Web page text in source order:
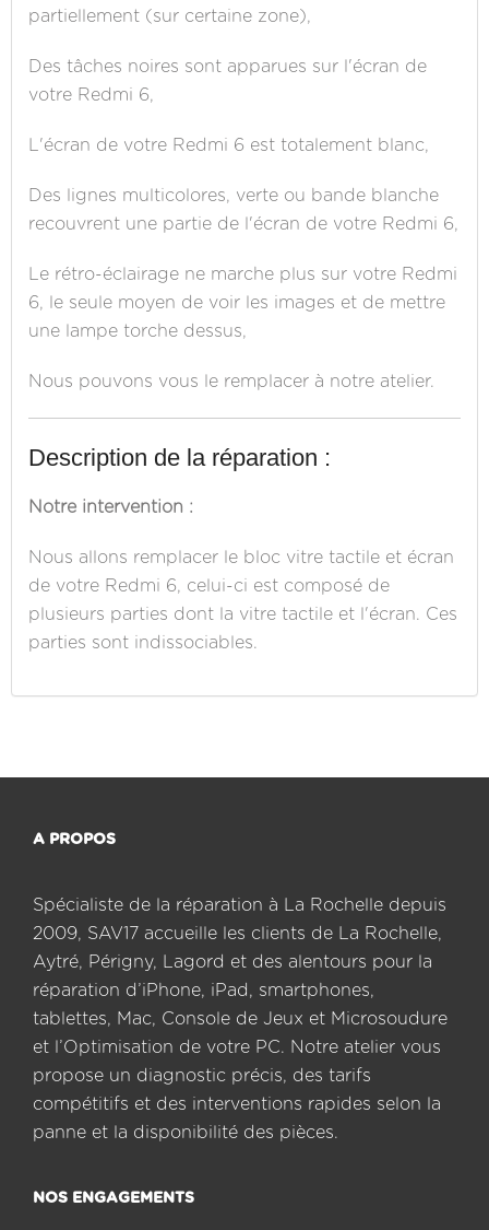
partiellement (sur certaine zone),
Des tâches noires sont apparues sur l'écran de
votre Redmi 6,
L'écran de votre Redmi 6 est totalement blanc,
Des lignes multicolores, verte ou bande blanche
recouvrent une partie de l'écran de votre Redmi 6,
Le rétro-éclairage ne marche plus sur votre Redmi
6, le seule moyen de voir les images et de mettre
une lampe torche dessus,
Nous pouvons vous le remplacer à notre atelier.
Description de la réparation :
Notre intervention :
Nous allons remplacer le bloc vitre tactile et écran
de votre Redmi 6, celui-ci est composé de
plusieurs parties dont la vitre tactile et l'écran. Ces
parties sont indissociables.
A PROPOS
Spécialiste de la réparation à La Rochelle depuis
2009, SAV17 accueille les clients de La Rochelle,
Aytré, Périgny, Lagord et des alentours pour la
réparation d’iPhone, iPad, smartphones,
tablettes, Mac, Console de Jeux et Microsoudure
et l’Optimisation de votre PC. Notre atelier vous
propose un diagnostic précis, des tarifs
compétitifs et des interventions rapides selon la
panne et la disponibilité des pièces.
NOS ENGAGEMENTS